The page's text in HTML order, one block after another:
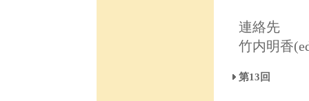
連絡先
竹内明香
第13回